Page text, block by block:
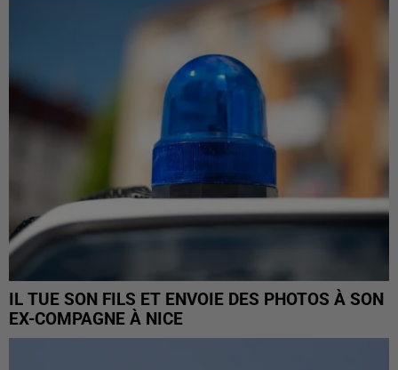
IL TUE SON FILS ET ENVOIE DES PHOTOS À SON
EX-COMPAGNE À NICE